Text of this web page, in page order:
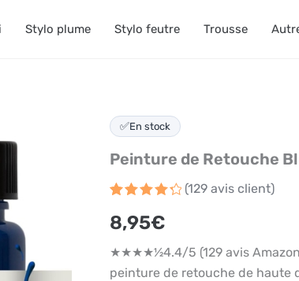
Stylo plume Stylo feutre Trousse
✅En stock
Peinture de Retouche
sur 5
basé
sur
notations
client
(129 avis client)
8,95€
★★★★½4.4/5 (129 avis Amazon)
peinture de retouche de haute